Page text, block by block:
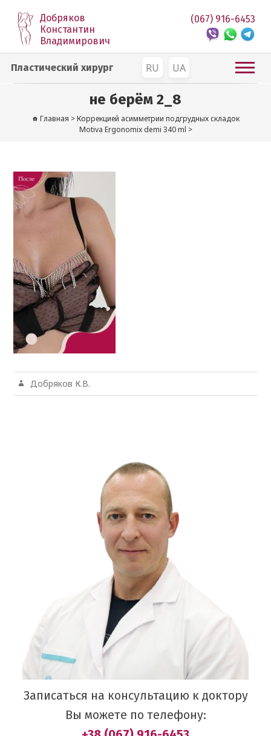
Добряков
Константин
Владимирович
RU UA
(067) 916-6453
Пластический хирург
не берём 2_8
Главная >Коррекцией асимметрии подгрудных складок
Motiva Ergonomix demi 340 ml >
Добряков К.В.
Записаться на консультацию к доктору
Вы можете по телефону: